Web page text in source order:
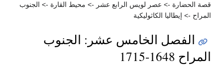
قصة الحضارة -> عصر لويس الرابع عشر -> محيط القارة -> الجنوب
المراح -> إيطاليا الكاثوليكية
الفصل الخامس عشر: الجنوب
المراح 1648-1715